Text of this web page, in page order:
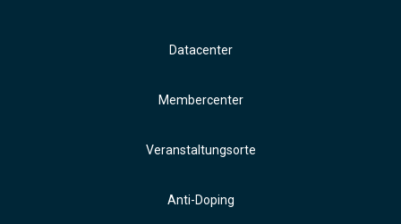
Datacenter
Membercenter
Veranstaltungsorte
Anti-Doping